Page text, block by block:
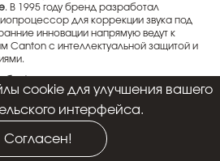
. В 1995 году бренд разработал
для коррекции звука под
инновации напрямую ведут к
с интеллектуальной защитой и
салюминиевыми и титановыми
технологией защиты
разработка Canton, дающая
диффузора при сохранении
мембраны: именно отсюда
быстрый и динамичный бас.
cookie для улучшения вашего
интерфейса.
Согласен!